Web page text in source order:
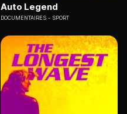
Auto Legend
DOCUMENTAIRES SPORT